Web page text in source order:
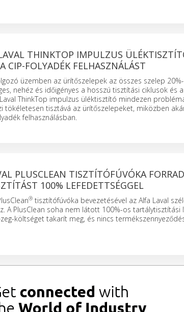
THINKTOP IMPULZUS
CIP-FOLYADÉK FELHASZNÁLÁST
üzemben az ürítőszelepek az összes szelep
nehéz és időigényes a hosszú tisztítási ciklusok és
ThinkTop impulzus üléktisztító mindezen
tökéletesen tisztává az ürítőszelepeket, miközben
felhasználásban.
PLUSCLEAN TISZTÍTÓFÚVÓKA
100% LEFEDETTSÉGGEL
®tisztítófúvóka bevezetésével az Alfa Laval
A PlusClean soha nem látott 100%-os tartálytisztítási
költséget takarít meg, és nincs